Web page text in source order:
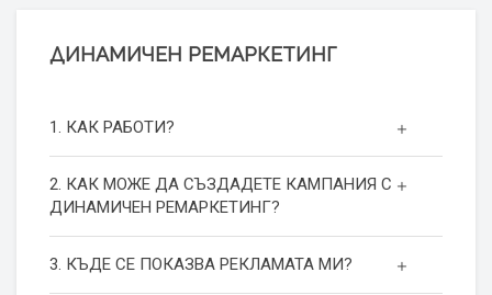
ДИНАМИЧЕН РЕМАРКЕТИНГ
1. КАК РАБОТИ?
2. КАК МОЖЕ ДА СЪЗДАДЕТЕ КАМПАНИЯ С
ДИНАМИЧЕН РЕМАРКЕТИНГ?
3. КЪДЕ СЕ ПОКАЗВА РЕКЛАМАТА МИ?